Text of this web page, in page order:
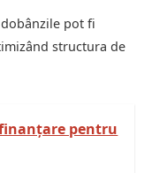
pot fi
structura de
pentru